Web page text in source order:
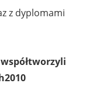
z dyplomami